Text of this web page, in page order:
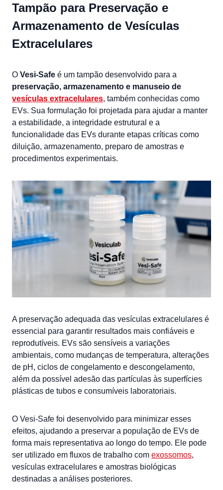
Tampão para Preservação e
Armazenamento de Vesículas
Extracelulares
O Vesi-Safe é um tampão desenvolvido para a
preservação, armazenamento e manuseio de
vesículas extracelulares, também conhecidas como
EVs. Sua formulação foi projetada para ajudar a manter
a estabilidade, a integridade estrutural e a
funcionalidade das EVs durante etapas críticas como
diluição, armazenamento, preparo de amostras e
procedimentos experimentais.
A preservação adequada das vesículas extracelulares é
essencial para garantir resultados mais confiáveis e
reprodutíveis. EVs são sensíveis a variações
ambientais, como mudanças de temperatura, alterações
de pH, ciclos de congelamento e descongelamento,
além da possível adesão das partículas às superfícies
plásticas de tubos e consumíveis laboratoriais.
O Vesi-Safe foi desenvolvido para minimizar esses
efeitos, ajudando a preservar a população de EVs de
forma mais representativa ao longo do tempo. Ele pode
ser utilizado em fluxos de trabalho com exossomos,
vesículas extracelulares e amostras biológicas
destinadas a análises posteriores.